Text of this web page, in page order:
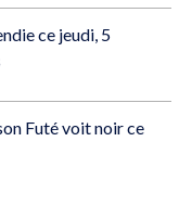
ce jeudi, 5
Futé voit noir ce